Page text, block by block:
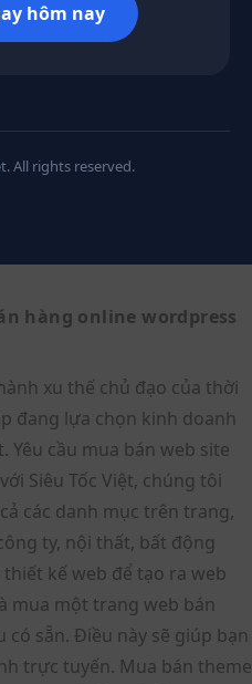
hôm nay
All rights reserved.
hàng online wordpress
xu thế chủ đạo của thời
đang lựa chọn kinh doanh
cầu mua bán web site
Siêu Tốc Việt, chúng tôi
các danh mục trên trang,
ty, nội thất, bất động
thiết kế web để tạo ra web
mua một trang web bán
sẵn. Điều này sẽ giúp bạn
trực tuyến. Mua bán theme